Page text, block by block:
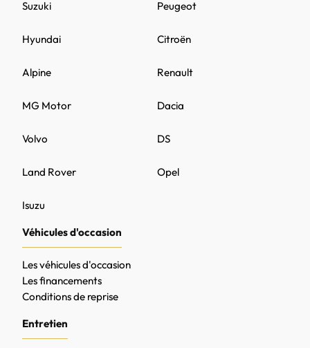
Peugeot
DS
MG Motor
Citroën
Opel
Volvo
Renault
Hyundai
Land Rover
Dacia
Alpine
Isuzu
Suzuki
Véhicules d'occasion
Les véhicules d'occasion
Les financements
Conditions de reprise
Entretien